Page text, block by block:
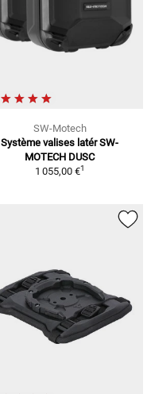
SW-Motech
Système valises latér SW-
MOTECH DUSC
1 055,00 €1